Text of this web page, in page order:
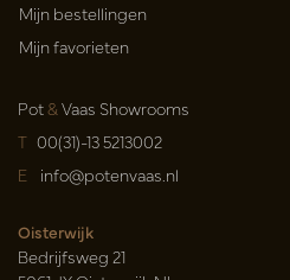
Mijn bestellingen
Mijn favorieten
Pot&Vaas Showrooms
T 00(31)-13 5213002
E info@potenvaas.nl
Oisterwijk
Bedrijfsweg 21